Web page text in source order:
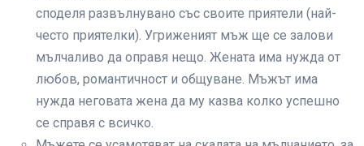
споделя развълнувано със своите приятели (най-
често приятелки). Угриженият мъж ще се залови
мълчаливо да оправя нещо. Жената има нужда от
любов, романтичност и общуване. Мъжът има
нужда неговата жена да му казва колко успешно
се справя с всичко.